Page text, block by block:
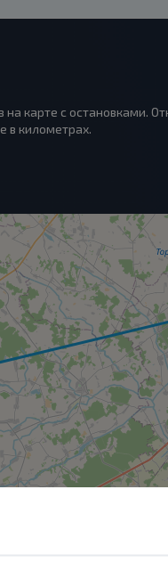
карте с остановками.
в километрах.